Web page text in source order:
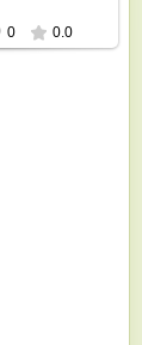
0 0.0